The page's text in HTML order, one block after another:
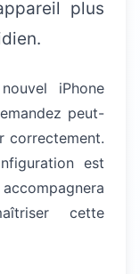
plus
iPhone
peut-
correctement.
est
cette